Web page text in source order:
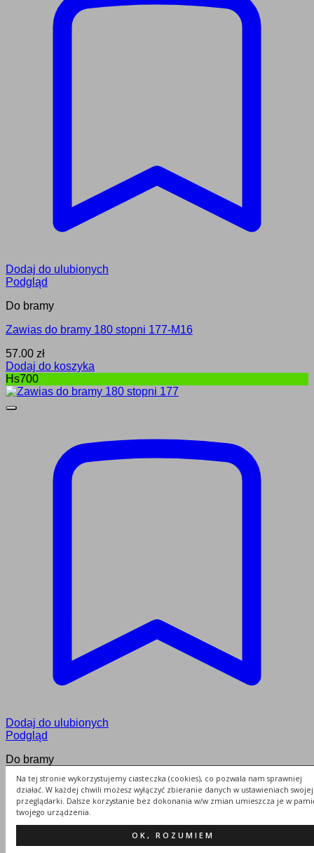
Na tej stronie wykorzystujemy ciasteczka (cookies), co pozwala nam sprawniej
działać. W każdej chwili możesz wyłączyć zbieranie danych w ustawieniach swojej
przeglądarki. Dalsze korzystanie bez dokonania w/w zmian umieszcza je w
twojego urządzenia.
OK, ROZUMIEM
Dodaj do ulubionych
Podgląd
Do bramy
Zawias do bramy 180 stopni 177-M16
57.00 zł
Dodaj do koszyka
Hs700
Dodaj do ulubionych
Podgląd
Do bramy
Zawias do bramy 180 stopni 177-M20
80.00zł
Dodaj do koszyka